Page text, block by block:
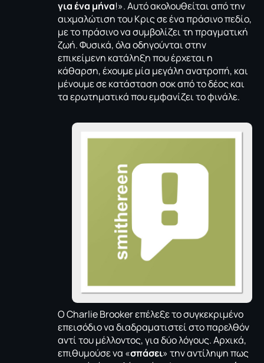
για ένα μήνα!». Αυτό ακολουθείται από την
αιχμαλώτιση του Κρις σε ένα πράσινο πεδίο,
με το πράσινο να συμβολίζει τη πραγματική
ζωή. Φυσικά, όλα οδηγούνται στην
επικείμενη κατάληξη που έρχεται η
κάθαρση, έχουμε μία μεγάλη ανατροπή, και
μένουμε σε κατάσταση σοκ από το δέος και
τα ερωτηματικά που εμφανίζει το φινάλε.
Ο Charlie Brooker επέλεξε το συγκεκριμένο
επεισόδιο να διαδραματιστεί στο παρελθόν
αντί του μέλλοντος, για δύο λόγους. Αρχικά,
επιθυμούσε να «σπάσει» την αντίληψη πως